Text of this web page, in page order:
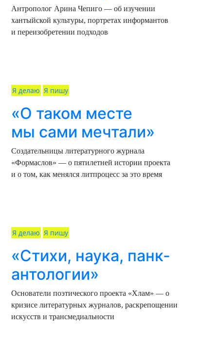
Антрополог Арина Чепиго — об изучении
хантыйской культуры, портретах информантов
и переизобретении подходов
Я делаю Я пишу
«О таком месте
мы сами мечтали»
Создательницы литературного журнала
«Формаслов» — о пятилетней истории проекта
и о том, как менялся литпроцесс за это время
Я делаю Я пишу
«Стихи, наука, панк-
антологии»
Основатели поэтического проекта «Хлам» — о
кризисе литературных журналов, раскрепощении
искусств и трансмедиальности